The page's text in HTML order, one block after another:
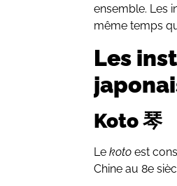
ensemble. Les
même temps
Les
Koto 琴
Lekotoest
Chine au 8e